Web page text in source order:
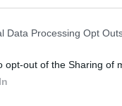
Data Processing Opt
opt-out of the Sharing of